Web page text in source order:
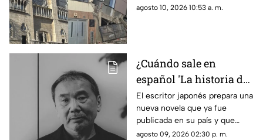
percibido con fuerza en varias
agosto 10, 2026 10:53 a. m.
¿Cuándo sale en
español 'La historia de
Kaho', la nueva novela
de Haruki Murakami?
El escritor japonés prepara una
nueva novela que ya fue
publicada en su país y que
apunta a llegar a los lectores
agosto 09, 2026 02:30 p. m.